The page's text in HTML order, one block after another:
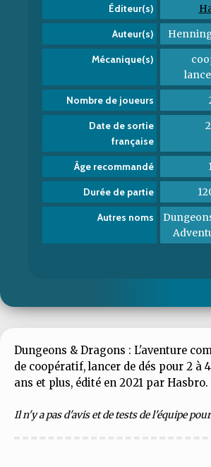
Éditeur(s)
Auteur(s)
Mécanique(s)
Nombre de joueurs
Date de sortie
française
Âge recommandé
Durée de partie
Autres noms
Dungeons & Dragons : L'aventure
de coopératif, lancer de dés pour 2 à
ans et plus, édité en 2021 par Hasbro.
Il n'y a pas d'avis et de tests de l'équipe